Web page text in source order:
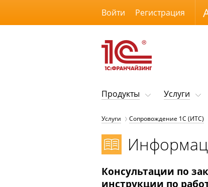
Размер шрифта
Войти Регистрация
Продукты Услуги
Услуги Сопровождение 1С (ИТС)
Консультации по
инструкции по